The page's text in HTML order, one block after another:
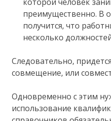
преимущественно. В
получится, что
несколько
Следовательно,
совмещение, или
Одновременно с этим
использование